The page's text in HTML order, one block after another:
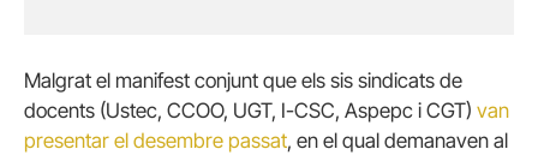
Malgrat el manifest conjunt que els sis sindicats de
docents (Ustec, CCOO, UGT, I-CSC, Aspepc i CGT) van
presentar el desembre passat, en el qual demanaven al